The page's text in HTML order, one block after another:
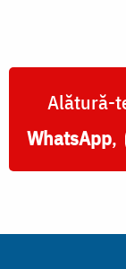
Alătură-
WhatsApp,